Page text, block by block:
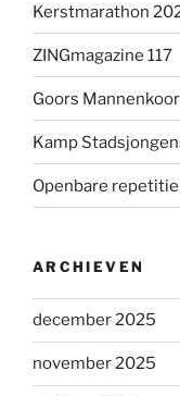
Kerstmarathon
ZINGmagazine 117
Goors Mannenkoor
Kamp
Openbare
ARCHIEVEN
december 2025
november 2025